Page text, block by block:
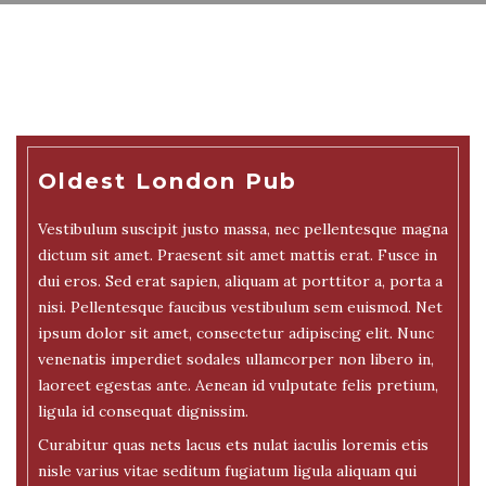
Oldest London Pub
Vestibulum suscipit justo massa, nec pellentesque magna
dictum sit amet. Praesent sit amet mattis erat. Fusce in
dui eros. Sed erat sapien, aliquam at porttitor a, porta a
nisi. Pellentesque faucibus vestibulum sem euismod. Net
ipsum dolor sit amet, consectetur adipiscing elit. Nunc
venenatis imperdiet sodales ullamcorper non libero in,
laoreet egestas ante. Aenean id vulputate felis pretium,
ligula id consequat dignissim.
Curabitur quas nets lacus ets nulat iaculis loremis etis
nisle varius vitae seditum fugiatum ligula aliquam qui